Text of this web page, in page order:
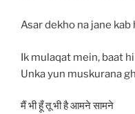
Asar dekho na jane kab
Ik mulaqat mein, baat
Unka yun muskurana
मैं भी हूँ तू भी है आमने सामने